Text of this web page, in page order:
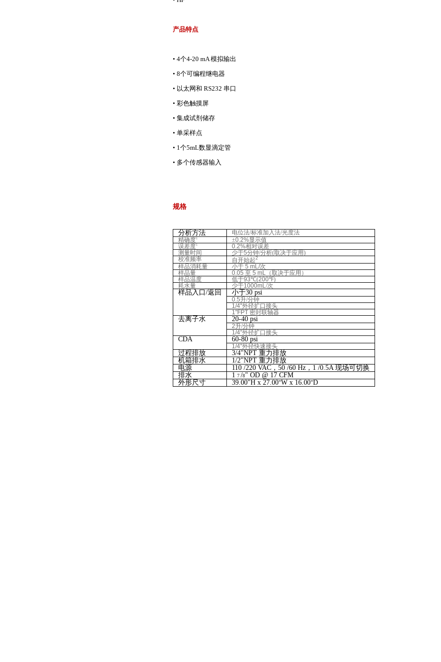
产品特点
•4个4-20 mA 模拟输出
•8个可编程继电器
• 以太网和 RS232 串口
•彩色触摸屏
•集成试剂储存
•单采样点
• 1个5mL数显滴定管
• 多个传感器输入
规格
分析方法
电位法/标准加入法/光度法
精确度1 ±0.2%显示值
误差度1 0.2%相对误差
测量时间
少于5分钟/分析(取决于应用)
校准频率
自开始起2
样品消耗量 小于5 mL/次
样品量
0.05至5 mL （取决于应用）
样品温度
低于93℃(200℉)
耗水量
少于1000mL/次
样品入口/返回 小于30 psi
0.5升/分钟
1/4"外径扩口接头
1"FPT密封联轴器
去离子水 20-40 psi
2升/分钟
1/4"外径扩口接头
CDA 60-80 psi
1/4"外径快速接头
过程排放 3/4"NPT重力排放
机箱排水
1/2"NPT重力排放
电源
110 /220 VAC ，50 /60 Hz ， 1 /0.5A现场可切换
排水
17/8 " OD @ 17 CFM
外形尺寸
39.00"H x 27.00"W x 16.00"D